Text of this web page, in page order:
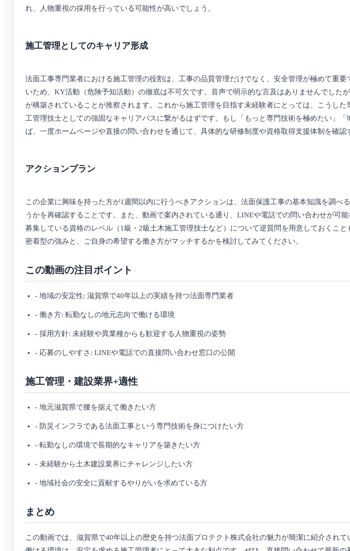
れ、人物重視の採用を行っている可能性が高いでしょう。
施工管理としてのキャリア形成
法面工事専門業者における施工管理の役割は、工事の品質管理だけでなく、安全管理が極めて重
いため、KY活動（危険予知活動）の徹底は不可欠です。音声で明示的な言及はありませんでした
が構築されていることが推察されます。これから施工管理を目指す未経験者にとっては、こうし
工管理技士としての強固なキャリアパスに繋がるはずです。もし「もっと専門技術を極めたい」
ば、一度ホームページや直接の問い合わせを通じて、具体的な研修制度や資格取得支援体制を確認
アクションプラン
この企業に興味を持った方が1週間以内に行うべきアクションは、法面保護工事の基本知識を調べ
うかを再確認することです。また、動画で案内されている通り、LINEや電話での問い合わせが可
募集している資格のレベル（1級・2級土木施工管理技士など）について逆質問を用意しておくこ
密着型の強みと、ご自身の希望する働き方がマッチするかを検討してみてください。
この動画の注目ポイント
- 地域の安定性: 滋賀県で40年以上の実績を持つ法面専門業者
- 働き方: 転勤なしの地元志向で働ける環境
- 採用方針: 未経験や異業種からも歓迎する人物重視の姿勢
- 応募のしやすさ: LINEや電話での直接問い合わせ窓口の公開
施工管理・建設業界+適性
- 地元滋賀県で腰を据えて働きたい方
- 防災インフラである法面工事という専門技術を身につけたい方
- 転勤なしの環境で長期的なキャリアを築きたい方
- 未経験から土木建設業界にチャレンジしたい方
- 地域社会の安全に貢献するやりがいを求めている方
まとめ
この動画では、滋賀県で40年以上の歴史を持つ法面プロテクト株式会社の魅力が簡潔に紹介され